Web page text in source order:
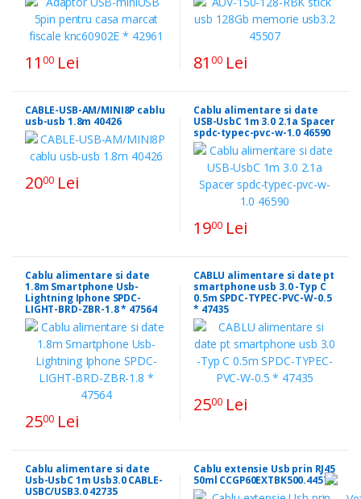
11 00Lei 81 00Lei
CABLE-USB-AM/MINI8P cablu
usb-usb 1.8m 40426
2000Lei
Cablu alimentare si date
USB-UsbC 1m 3.0 2.1a Spacer
spdc-typec-pvc-w-1.0 46590
1900Lei
Cablu alimentare si date
1.8m Smartphone Usb-
Lightning Iphone SPDC-
LIGHT-BRD-ZBR-1.8 * 47564
2500Lei
CABLU alimentare si date pt
smartphone usb 3.0 -Typ C
0.5m SPDC-TYPEC-PVC-W-0.5
* 47435
2500Lei
Cablu alimentare si date
Usb-UsbC 1m Usb3.0 CABLE-
USBC/USB3.0 42735
Cablu extensie Usb prin RJ45
50ml CCGP60EXTBK500.44573